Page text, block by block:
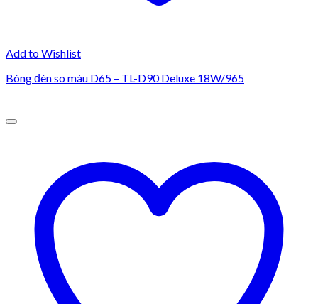
Add to Wishlist
Bóng đèn so màu D65 – TL-D90 Deluxe 18W/965